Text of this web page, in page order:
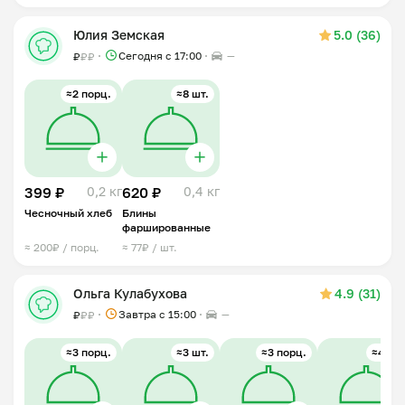
Юлия Земская 5.0 (36)
₽₽₽ Сегодня с 17:00 —
≈2 порц.
399 ₽ 0,2 кг
Чесночный хлеб
≈ 200₽ / порц.
≈8 шт.
620 ₽ 0,4 кг
Блины
фаршированные
≈ 77₽ / шт.
Ольга Кулабухова 4.9 (31)
₽₽₽ Завтра c 15:00 —
≈3 порц. ≈3 шт. ≈3 порц. ≈4 шт.